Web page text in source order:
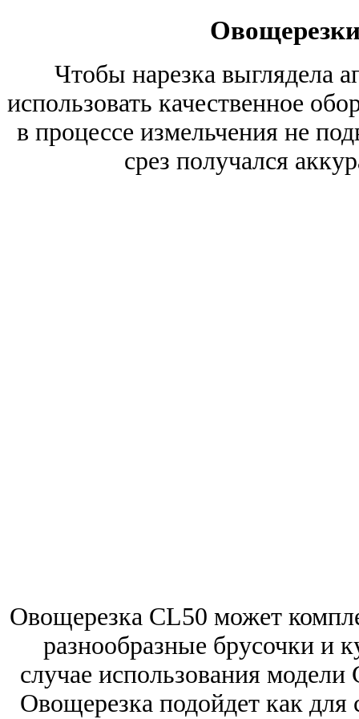
Чтобы нарезка выглядела
использовать качественное
в процессе измельчения не
срез получался
Овощерезка CL50 может
разнообразные брусочки и
случае использования модели
Овощерезка подойдет как